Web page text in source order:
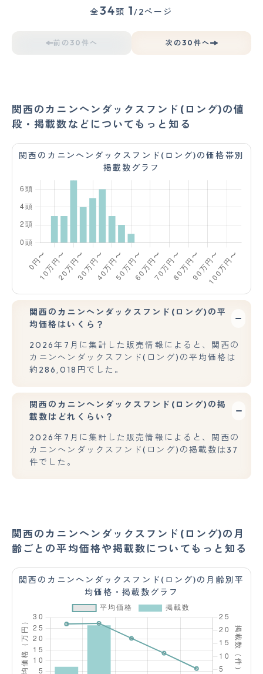
全34頭 1/2ページ
前の30件へ 次の30件へ
関西のカニンヘンダックスフンド(ロング)の値
段・掲載数などについてもっと知る
関西のカニンヘンダックスフンド(ロング)の価格帯別
掲載数グラフ
関西のカニンヘンダックスフンド(ロング)の平
均価格はいくら？
2026年7月に集計した販売情報によると、関西の
カニンヘンダックスフンド(ロング)の平均価格は
約286,018円でした。
関西のカニンヘンダックスフンド(ロング)の掲
載数はどれくらい？
2026年7月に集計した販売情報によると、関西の
カニンヘンダックスフンド(ロング)の掲載数は37
件でした。
関西のカニンヘンダックスフンド(ロング)の月
齢ごとの平均価格や掲載数についてもっと知る
関西のカニンヘンダックスフンド(ロング)の月齢別平
均価格・掲載数グラフ